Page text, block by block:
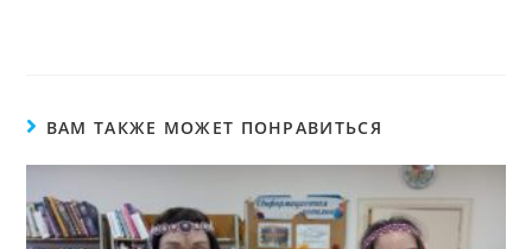
ВАМ ТАКЖЕ МОЖЕТ ПОНРАВИТЬСЯ